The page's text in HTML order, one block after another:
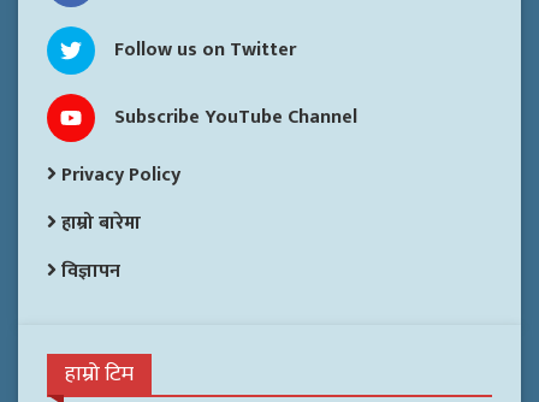
Follow us on Twitter
Subscribe YouTube Channel
Privacy Policy
हाम्रो बारेमा
विज्ञापन
हाम्रो टिम